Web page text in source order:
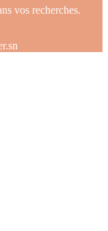
vos recherches.